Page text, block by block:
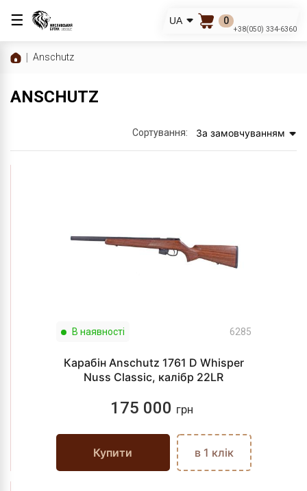
☰ UA 0
+38(050) 334-6360
Anschutz
ANSCHUTZ
Сортування: За замовчуванням
В наявності 6285
Карабін Anschutz 1761 D Whisper
Nuss Classic, калібр 22LR
175 000 грн
Купити в 1 клік